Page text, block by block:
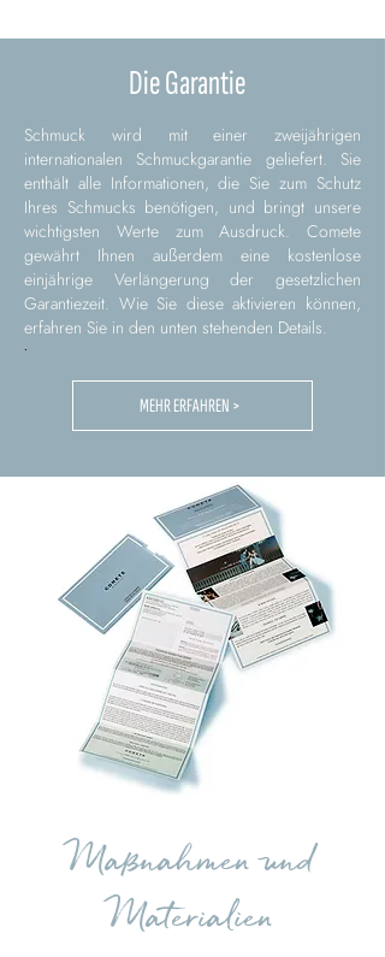
Die Garantie
Schmuck wird mit einer zweijährigen
internationalen Schmuckgarantie geliefert. Sie
enthält alle Informationen, die Sie zum Schutz
Ihres Schmucks benötigen, und bringt unsere
wichtigsten Werte zum Ausdruck. Comete
gewährt Ihnen außerdem eine kostenlose
einjährige Verlängerung der gesetzlichen
Garantiezeit. Wie Sie diese aktivieren können,
erfahren Sie in den unten stehenden Details.
MEHR ERFAHREN >
Maßnahmen und
Materialien